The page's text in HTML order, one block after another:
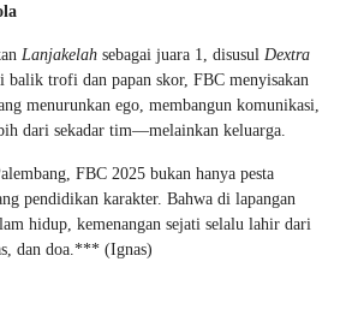
Lanjakelah sebagai juara 1, disusul Dextra
balik trofi dan papan skor, FBC menyisakan
menurunkan ego, membangun komunikasi,
dari sekadar tim—melainkan keluarga.
FBC 2025 bukan hanya pesta
pendidikan karakter. Bahwa di lapangan
hidup, kemenangan sejati selalu lahir dari
dan doa.*** (Ignas)